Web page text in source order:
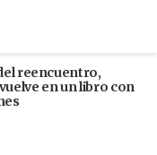
reencuentro,
en un libro con